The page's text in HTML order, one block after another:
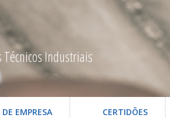
Industriais
EMPRESA CERTIDÕES